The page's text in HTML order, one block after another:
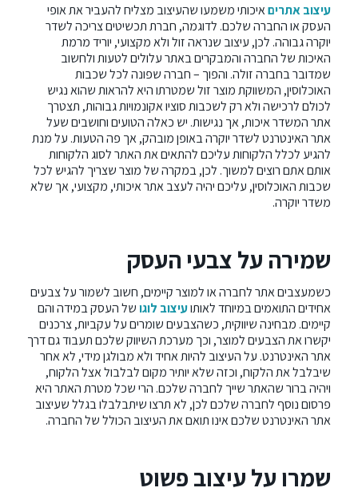
עיצוב אתריםאיכותי משמעו שהעיצוב מצליח להעביר את אופי
העסק או החברה שלכם. לדוגמה, חברת תכשיטים צריכה לשדר
יוקרה גבוהה. לכן, עיצוב שנראה זול ולא מקצועי, יוריד מרמת
האיכות של החברה והמבקרים באתר עלולים לטעות ולחשוב
שמדובר בחברה זולה. והפוך – חברה שפונה לכל שכבות
האוכלוסין, המשווקת מוצר זול שמטרתו היא להראות שהוא נגיש
לכולם לרכישה ולא רק לשכבות סוציו אקונמויות גבוהות, תצטרך
אתר המשדר איכות, אך נגישות. יש כאלה הטועים וחושבים שעל
אתר האינטרנט לשדר יוקרה באופן מובהק, אך פה הטעות. על מנת
להגיע לכלל הלקוחות עליכם להתאים את האתר לסוג הלקוחות
אותם אתם רוצים למשוך. לכן, במקרה של מוצר שצריך להגיש לכל
שכבות האוכלוסין, עליכם יהיה לעצב אתר איכותי, מקצועי, אך שלא
משדר יוקרה.
שמירה על צבעי העסק
כשמעצבים אתר לחברה או למוצר קיימים, חשוב לשמור על צבעים
אחידים התואמים במיוחד לאותועיצוב לוגושל העסק במידה והם
קיימים. מבחינה שיווקית, כשהצבעים שומרים על עקביות, צרכנים
יקשרו את הצבעים למוצר, וכך מערכת השיווק שלכם תעבוד גם דרך
אתר האינטרנט. על העיצוב להיות אחיד ולא מבולגן מידי, לא אחר
שיבלבל את הלקוח, וכזה שלא יותיר מקום לבלבול אצל הלקוח,
ויהיה ברור שהאתר שייך לחברה שלכם. הרי שכל מטרת האתר היא
פרסום נוסף לחברה שלכם לכן, לא תרצו שיתבלבלו בגלל שעיצוב
אתר האינטרנט שלכם אינו תואם את העיצוב הכולל של החברה.
שמרו על עיצוב פשוט